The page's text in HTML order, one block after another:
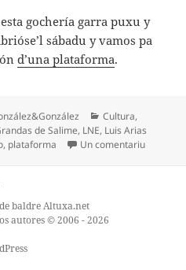
gochería garra puxu y
sábadu y vamos pa
d’una plataforma.
Categoríes
Cultura,
de Salime, LNE, Luis Arias
, plataforma Un comentariuen Con
baldreAltuxa.net
autores © 2006 - 2026